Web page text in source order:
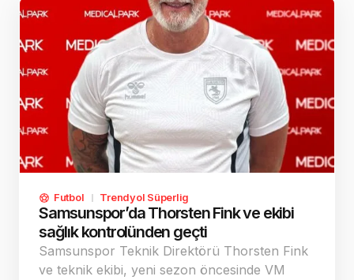
Futbol Trendyol Süperlig
Samsunspor’da Thorsten Fink ve ekibi
sağlık kontrolünden geçti
Samsunspor Teknik Direktörü Thorsten Fink
ve teknik ekibi, yeni sezon öncesinde VM